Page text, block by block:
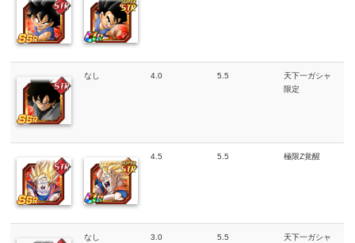
なし 4.0 5.5
天下一ガシャ
限定
4.5 5.5 極限Z覚醒
なし 3.0 5.5
天下一ガシャ